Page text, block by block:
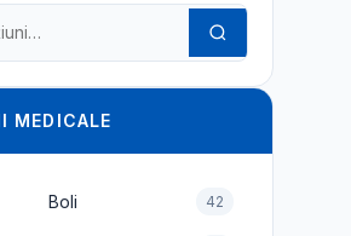
medical
MEDICALE
Boli 42